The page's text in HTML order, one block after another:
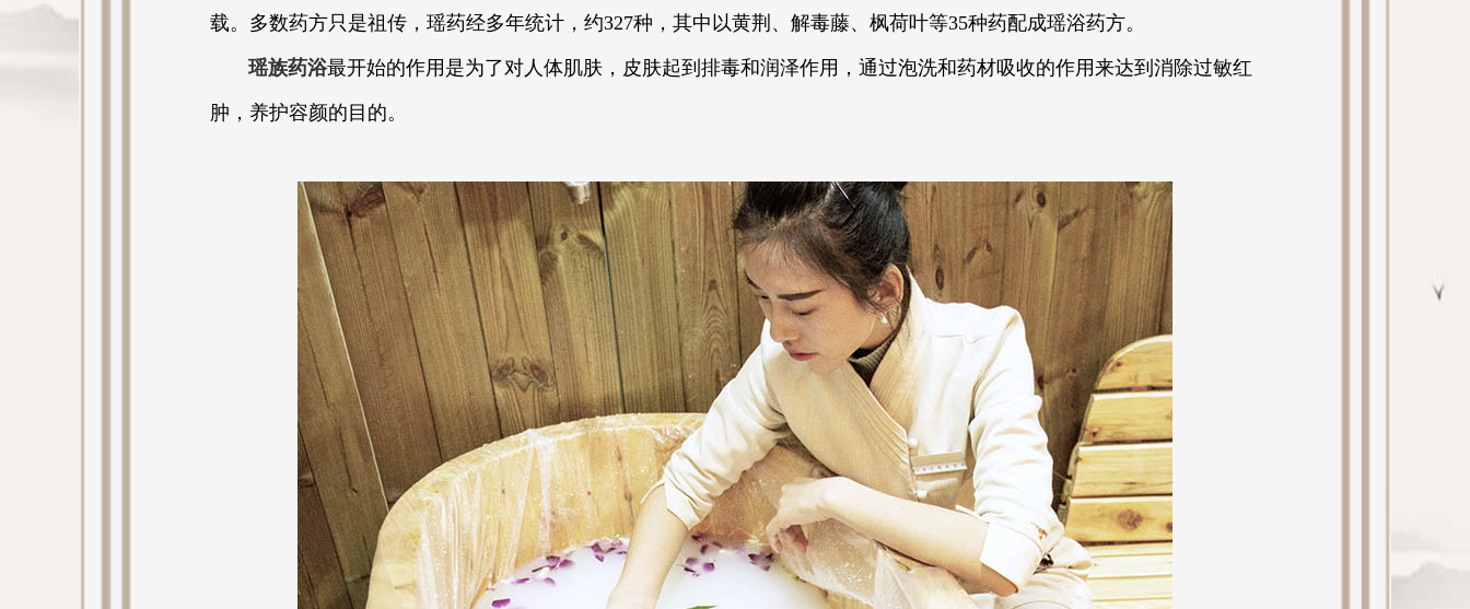
载。多数药方只是祖传，瑶药经多年统计，约327种，其中以黄荆、解毒藤、枫荷叶等35种药配成瑶浴药方。
瑶族药浴最开始的作用是为了对人体肌肤，皮肤起到排毒和润泽作用，通过泡洗和药材吸收的作用来达到消除过敏红
肿，养护容颜的目的。